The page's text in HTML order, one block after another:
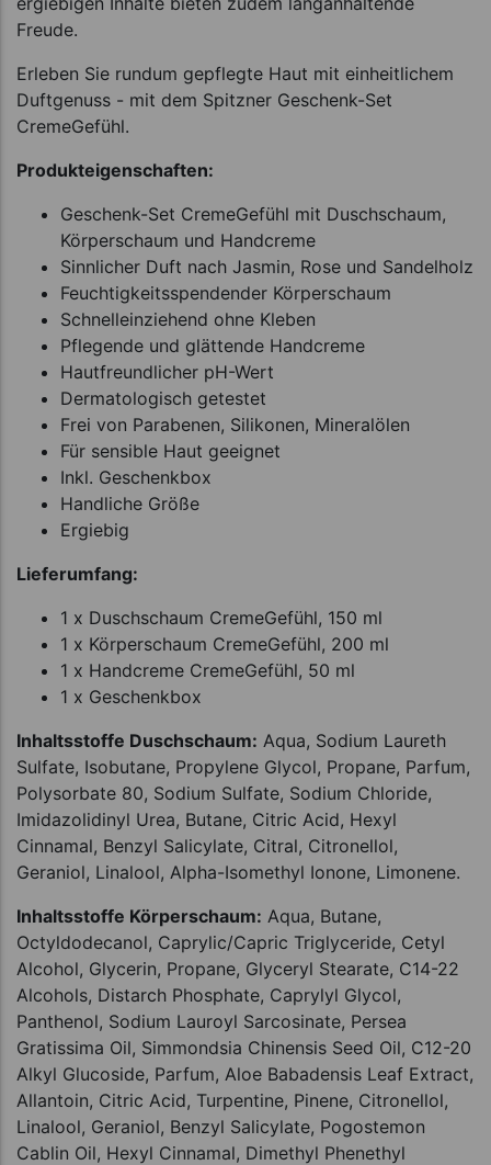
Freude.
Erleben Sie rundum gepflegte Haut mit einheitlichem
Duftgenuss - mit dem Spitzner Geschenk-Set
CremeGefühl.
Produkteigenschaften:
Geschenk-Set CremeGefühl mit Duschschaum,
Körperschaum und Handcreme
Sinnlicher Duft nach Jasmin, Rose und Sandelholz
Feuchtigkeitsspendender Körperschaum
Schnelleinziehend ohne Kleben
Pflegende und glättende Handcreme
Hautfreundlicher pH-Wert
Dermatologisch getestet
Frei von Parabenen, Silikonen, Mineralölen
Für sensible Haut geeignet
Inkl. Geschenkbox
Handliche Größe
Ergiebig
Lieferumfang:
1 x Duschschaum CremeGefühl, 150 ml
1 x Körperschaum CremeGefühl, 200 ml
1 x Handcreme CremeGefühl, 50 ml
1 x Geschenkbox
Inhaltsstoffe Duschschaum: Aqua, Sodium Laureth
Sulfate, Isobutane, Propylene Glycol, Propane, Parfum,
Polysorbate 80, Sodium Sulfate, Sodium Chloride,
Imidazolidinyl Urea, Butane, Citric Acid, Hexyl
Cinnamal, Benzyl Salicylate, Citral, Citronellol,
Geraniol, Linalool, Alpha-Isomethyl Ionone, Limonene.
Inhaltsstoffe Körperschaum: Aqua, Butane,
Octyldodecanol, Caprylic/Capric Triglyceride, Cetyl
Alcohol, Glycerin, Propane, Glyceryl Stearate, C14-22
Alcohols, Distarch Phosphate, Caprylyl Glycol,
Panthenol, Sodium Lauroyl Sarcosinate, Persea
Gratissima Oil, Simmondsia Chinensis Seed Oil, C12-20
Alkyl Glucoside, Parfum, Aloe Babadensis Leaf Extract,
Allantoin, Citric Acid, Turpentine, Pinene, Citronellol,
Linalool, Geraniol, Benzyl Salicylate, Pogostemon
Cablin Oil, Hexyl Cinnamal, Dimethyl Phenethyl